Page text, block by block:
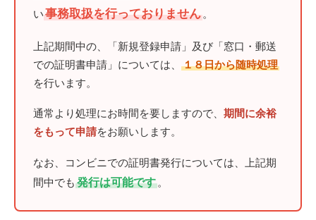
い事務取扱を行っておりません 。
上記期間中の、「新規登録申請」及び「窓口・郵送
での証明書申請」については、
１８日から随時処理
を行います。
通常より処理にお時間を要しますので、 期間に余裕
をもって申請をお願いします。
なお、コンビニでの証明書発行については、上記期
間中でも 発行は可能です 。